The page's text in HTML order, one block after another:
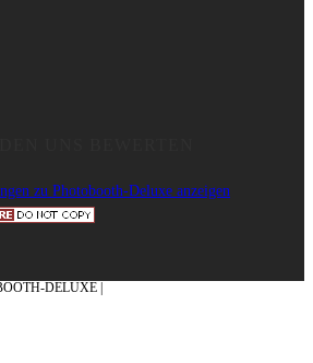
DELUXE |